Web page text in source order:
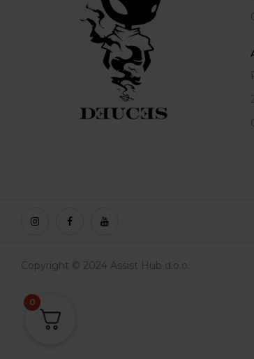
Copyright © 2024 Assist Hub d.o.o.
0